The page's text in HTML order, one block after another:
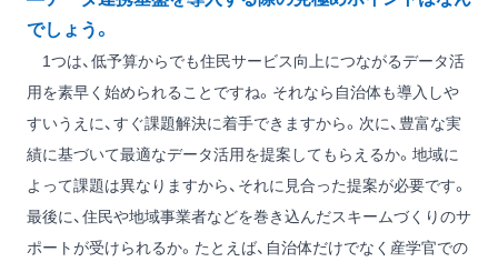
でしょう。
1つは、低予算からでも住民サービス向上につながるデータ活
用を素早く始められることですね。それなら自治体も導入しや
すいうえに、すぐ課題解決に着手できますから。次に、豊富な実
績に基づいて最適なデータ活用を提案してもらえるか。地域に
よって課題は異なりますから、それに見合った提案が必要です。
最後に、住民や地域事業者などを巻き込んだスキームづくりのサ
ポートが受けられるか。たとえば、自治体だけでなく産学官での